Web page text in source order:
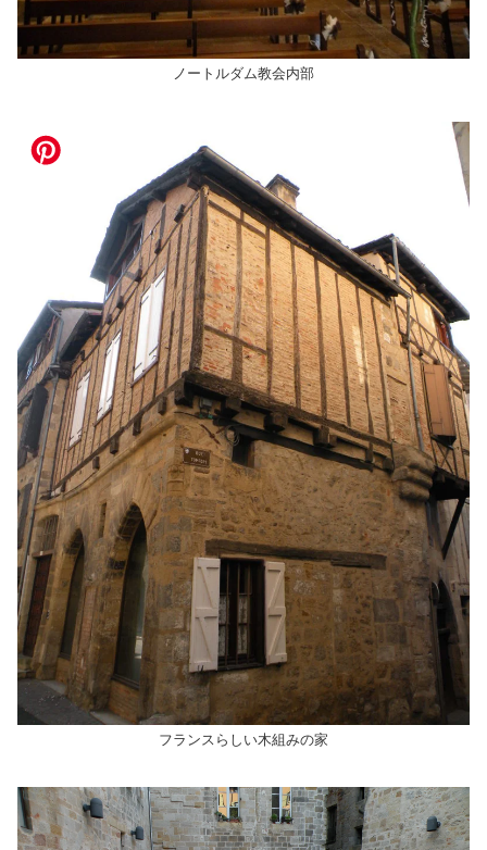
ノートルダム教会内部
フランスらしい木組みの家